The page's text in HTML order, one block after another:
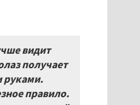
видит
получает
руками.
правило.